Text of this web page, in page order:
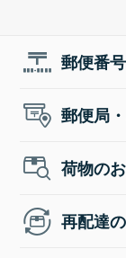
郵便番
郵便局
荷物の
再配達